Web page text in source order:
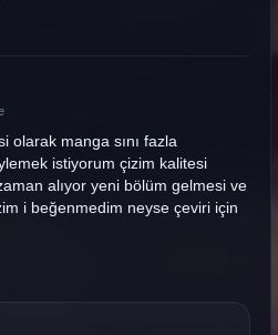
olarak manga sını fazla
istiyorum çizim kalitesi
alıyor yeni bölüm gelmesi ve
i beğenmedim neyse çeviri için